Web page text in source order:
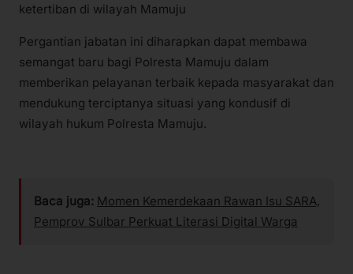
ketertiban di wilayah Mamuju
Pergantian jabatan ini diharapkan dapat membawa
semangat baru bagi Polresta Mamuju dalam
memberikan pelayanan terbaik kepada masyarakat dan
mendukung terciptanya situasi yang kondusif di
wilayah hukum Polresta Mamuju.
Baca juga: Momen Kemerdekaan Rawan Isu SARA,
Pemprov Sulbar Perkuat Literasi Digital Warga